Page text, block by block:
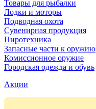
Товары для рыбалки
Лодки и моторы
Подводная охота
Сувенирная продукция
Пиротехника
Запасные части к оружию
Комиссионное оружие
Городская одежда и обувь
Акции